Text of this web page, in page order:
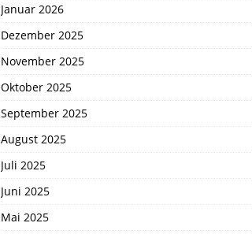
Januar 2026
Dezember 2025
November 2025
Oktober 2025
September 2025
August 2025
Juli 2025
Juni 2025
Mai 2025